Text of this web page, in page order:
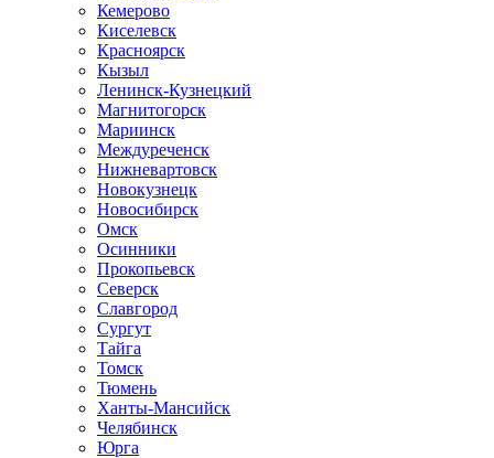
Кемерово
Киселевск
Красноярск
Кызыл
Ленинск-Кузнецкий
Магнитогорск
Мариинск
Междуреченск
Нижневартовск
Новокузнецк
Новосибирск
Омск
Осинники
Прокопьевск
Северск
Славгород
Сургут
Тайга
Томск
Тюмень
Ханты-Мансийск
Челябинск
Юрга